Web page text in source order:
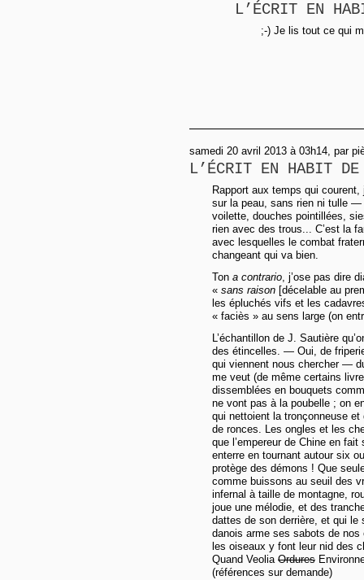
L’ÉCRIT EN
;-) Je lis tout ce qui
samedi 20 avril 2013 à 03h14, par
L’ÉCRIT EN HABIT
Rapport aux temps qui courent,
sur la peau, sans rien ni tulle
voilette, douches pointillées,
rien avec des trous... C’est la
avec lesquelles le combat
changeant qui va bien.
Ton a contrario, j’ose pas dire
« sans raison [décelable au
les épluchés vifs et les
« faciès » au sens large (on
L’échantillon de J. Sautière
des étincelles. — Oui, de
qui viennent nous chercher —
me veut (de même certains
dissemblées en bouquets
ne vont pas à la poubelle ; on
qui nettoient la tronçonneuse
de ronces. Les ongles et les
que l’empereur de Chine en
enterre en tournant autour six
protège des démons ! Que
comme buissons au seuil des
infernal à taille de montagne,
joue une mélodie, et des
dattes de son derrière, et qui le
danois arme ses sabots de
les oiseaux y font leur nid des
Quand Veolia Ordures
(références sur demande)